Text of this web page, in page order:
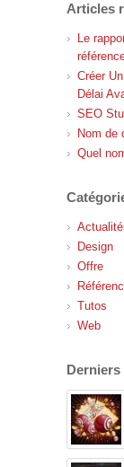
Articles
Le
Créer
Délai
SEO
Nom de
Quel
Design
Offre
Tutos
Web